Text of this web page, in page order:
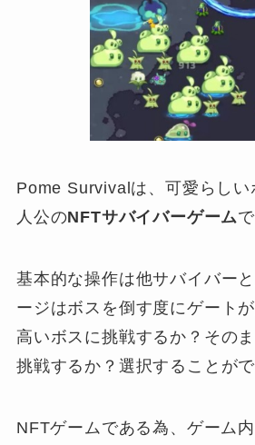
Pome Survivalは、可愛らしい
人公のNFTサバイバーゲーム
基本的な操作は他サバイバー
ージはボスを倒す度にゲート
高いボスに挑戦するか？その
挑戦するか？選択することがで
NFTゲームである為、ゲーム